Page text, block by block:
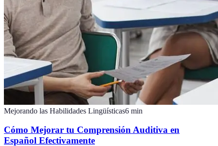
Mejorando las Habilidades Lingüísticas6 min
Cómo Mejorar tu Comprensión Auditiva en
Español Efectivamente